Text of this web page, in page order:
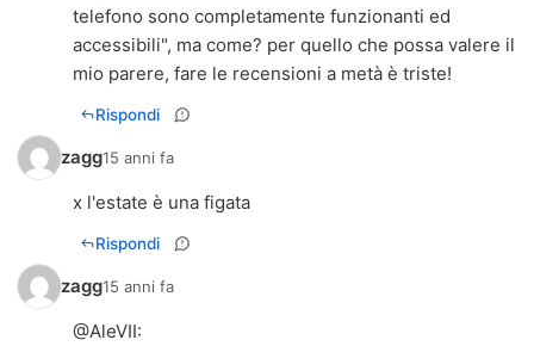
telefono sono completamente funzionanti ed
accessibili", ma come? per quello che possa valere il
mio parere, fare le recensioni a metà è triste!
Rispondi
zagg15 anni fa
x l'estate è una figata
Rispondi
zagg15 anni fa
@AleVII: